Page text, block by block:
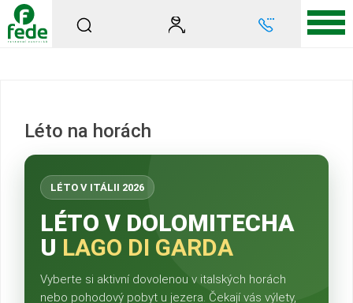
Léto na horách
LÉTO V ITÁLII 2026
LÉTO V DOLOMITECHA
U LAGO DI GARDA
Vyberte si aktivní dovolenou v italských horách
nebo pohodový pobyt u jezera. Čekají vás výlety,